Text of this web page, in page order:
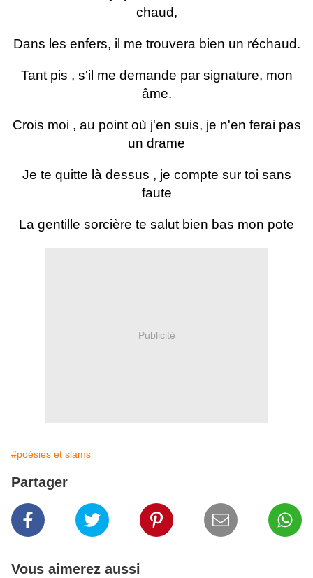
chaud,
Dans les enfers, il me trouvera bien un réchaud.
Tant pis , s'il me demande par signature, mon
âme.
Crois moi , au point où j'en suis, je n'en ferai pas
un drame
Je te quitte là dessus , je compte sur toi sans
faute
La gentille sorcière te salut bien bas mon pote
Publicité
#poésies et slams
Partager
Vous aimerez aussi